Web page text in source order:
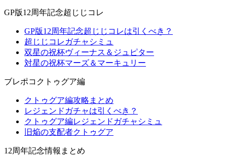
GP版12周年記念超じじコレ
GP版12周年記念超じじコレは引くべき？
超じじコレガチャシミュ
双星の祝杯ヴィーナス＆ジュピター
対星の祝杯マーズ＆マーキュリー
ブレポコクトゥグア編
クトゥグア編攻略まとめ
レジェンドガチャは引くべき？
クトゥグア編レジェンドガチャシミュ
旧焔の支配者クトゥグア
12周年記念情報まとめ